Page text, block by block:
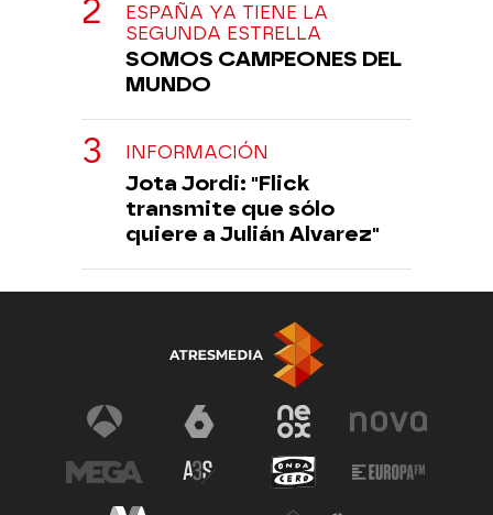
ESPAÑA YA TIENE LA
SEGUNDA ESTRELLA
SOMOS CAMPEONES DEL
MUNDO
INFORMACIÓN
Jota Jordi: "Flick
transmite que sólo
quiere a Julián Alvarez"